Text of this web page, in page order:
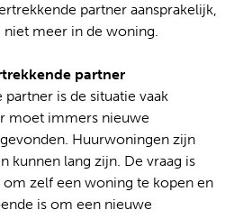
partner aansprakelijk,
meer in de woning.
partner
is de situatie vaak
moet immers nieuwe
Huurwoningen zijn
kunnen lang zijn. De vraag is
zelf een woning te kopen en
is om een nieuwe